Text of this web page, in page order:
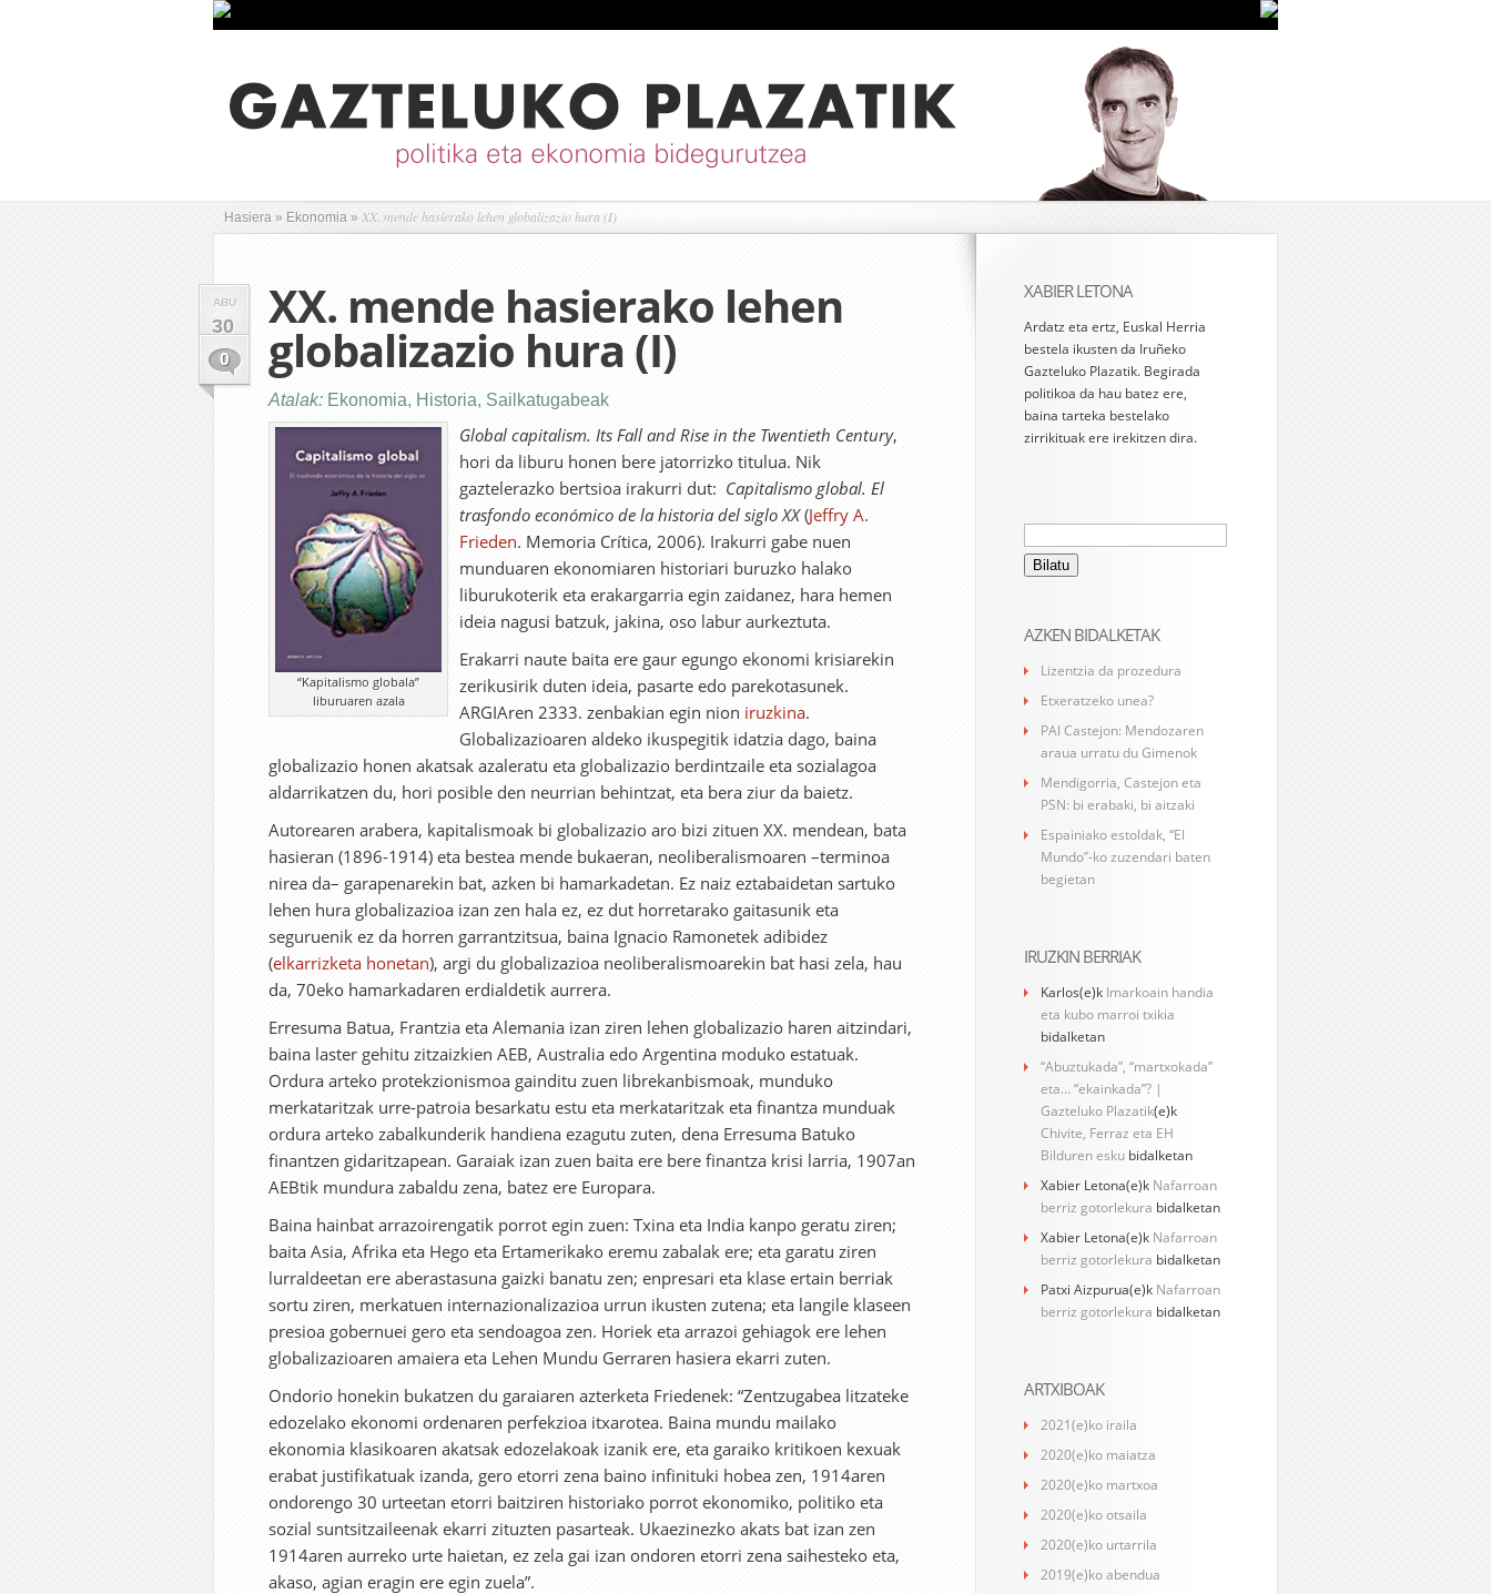
Hasiera » Ekonomia » XX. mende hasierako lehen globalizazio hura (I)
ABU
30
0
XX. mende hasierako lehen
globalizazio hura (I)
Atalak: Ekonomia, Historia, Sailkatugabeak
“Kapitalismo globala”
liburuaren azala
Global capitalism. Its Fall and Rise in the Twentieth Century,
hori da liburu honen bere jatorrizko titulua. Nik
gaztelerazko bertsioa irakurri dut: Capitalismo global. El
trasfondo económico de la historia del siglo XX(Jeffry A.
Frieden. Memoria Crítica, 2006). Irakurri gabe nuen
munduaren ekonomiaren historiari buruzko halako
liburukoterik eta erakargarria egin zaidanez, hara hemen
ideia nagusi batzuk, jakina, oso labur aurkeztuta.
Erakarri naute baita ere gaur egungo ekonomi krisiarekin
zerikusirik duten ideia, pasarte edo parekotasunek.
ARGIAren 2333. zenbakian egin nion iruzkina.
Globalizazioaren aldeko ikuspegitik idatzia dago, baina
globalizazio honen akatsak azaleratu eta globalizazio berdintzaile eta sozialagoa
aldarrikatzen du, hori posible den neurrian behintzat, eta bera ziur da baietz.
Autorearen arabera, kapitalismoak bi globalizazio aro bizi zituen XX. mendean, bata
hasieran (1896-1914) eta bestea mende bukaeran, neoliberalismoaren –terminoa
nirea da– garapenarekin bat, azken bi hamarkadetan. Ez naiz eztabaidetan sartuko
lehen hura globalizazioa izan zen hala ez, ez dut horretarako gaitasunik eta
seguruenik ez da horren garrantzitsua, baina Ignacio Ramonetek adibidez
(elkarrizketa honetan), argi du globalizazioa neoliberalismoarekin bat hasi zela, hau
da, 70eko hamarkadaren erdialdetik aurrera.
Erresuma Batua, Frantzia eta Alemania izan ziren lehen globalizazio haren aitzindari,
baina laster gehitu zitzaizkien AEB, Australia edo Argentina moduko estatuak.
Ordura arteko protekzionismoa gainditu zuen librekanbismoak, munduko
merkataritzak urre-patroia besarkatu estu eta merkataritzak eta finantza munduak
ordura arteko zabalkunderik handiena ezagutu zuten, dena Erresuma Batuko
finantzen gidaritzapean. Garaiak izan zuen baita ere bere finantza krisi larria, 1907an
AEBtik mundura zabaldu zena, batez ere Europara.
Baina hainbat arrazoirengatik porrot egin zuen: Txina eta India kanpo geratu ziren;
baita Asia, Afrika eta Hego eta Ertamerikako eremu zabalak ere; eta garatu ziren
lurraldeetan ere aberastasuna gaizki banatu zen; enpresari eta klase ertain berriak
sortu ziren, merkatuen internazionalizazioa urrun ikusten zutena; eta langile klaseen
presioa gobernuei gero eta sendoagoa zen. Horiek eta arrazoi gehiagok ere lehen
globalizazioaren amaiera eta Lehen Mundu Gerraren hasiera ekarri zuten.
Ondorio honekin bukatzen du garaiaren azterketa Friedenek: “Zentzugabea litzateke
edozelako ekonomi ordenaren perfekzioa itxarotea. Baina mundu mailako
ekonomia klasikoaren akatsak edozelakoak izanik ere, eta garaiko kritikoen kexuak
erabat justifikatuak izanda, gero etorri zena baino infinituki hobea zen, 1914aren
ondorengo 30 urteetan etorri baitziren historiako porrot ekonomiko, politiko eta
sozial suntsitzaileenak ekarri zituzten pasarteak. Ukaezinezko akats bat izan zen
1914aren aurreko urte haietan, ez zela gai izan ondoren etorri zena saihesteko eta,
akaso, agian eragin ere egin zuela”.
XABIER LETONA
Ardatz eta ertz, Euskal Herria
bestela ikusten da Iruñeko
Gazteluko Plazatik. Begirada
politikoa da hau batez ere,
baina tarteka bestelako
zirrikituak ere irekitzen dira.
Bilatu:
AZKEN BIDALKETAK
Lizentzia da prozedura
Etxeratzeko unea?
PAI Castejon: Mendozaren
araua urratu du Gimenok
Mendigorria, Castejon eta
PSN: bi erabaki, bi aitzaki
Espainiako estoldak, “El
Mundo”-ko zuzendari baten
begietan
IRUZKIN BERRIAK
Karlos(e)k Imarkoain handia
eta kubo marroi txikia
bidalketan
“Abuztukada”, “martxokada”
eta… “ekainkada”? |
Gazteluko Plazatik(e)k
Chivite, Ferraz eta EH
Bilduren esku bidalketan
Xabier Letona(e)k Nafarroan
berriz gotorlekura bidalketan
Xabier Letona(e)k Nafarroan
berriz gotorlekura bidalketan
Patxi Aizpurua(e)k Nafarroan
berriz gotorlekura bidalketan
ARTXIBOAK
2021(e)ko iraila
2020(e)ko maiatza
2020(e)ko martxoa
2020(e)ko otsaila
2020(e)ko urtarrila
2019(e)ko abendua